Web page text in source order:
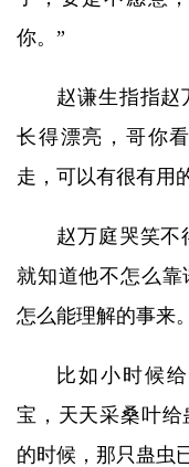
你。”
赵谦生指指赵
长得漂亮，哥你
走，可以有很有用
赵万庭哭笑不
就知道他不怎么
怎么能理解的事来。
比如小时候
宝，天天采桑叶
的时候，那只蛊